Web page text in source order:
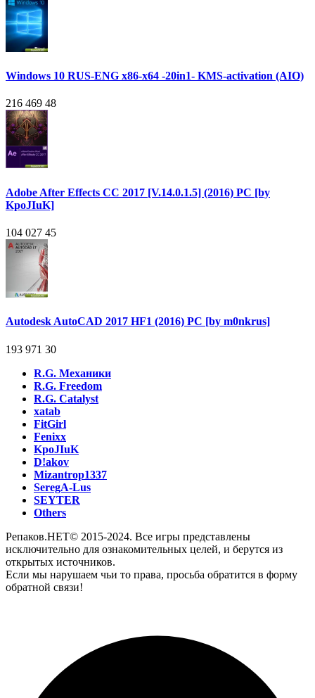
Windows 10 RUS-ENG x86-x64 -20in1- KMS-activation (AIO)
216 469 48
Adobe After Effects CC 2017 [V.14.0.1.5] (2016) PC [by
KpoJIuK]
104 027 45
Autodesk AutoCAD 2017 HF1 (2016) PC [by m0nkrus]
193 971 30
R.G. Механики
R.G. Freedom
R.G. Catalyst
xatab
FitGirl
Fenixx
KpoJIuK
D!akov
Mizantrop1337
SeregA-Lus
SEYTER
Others
Репаков.НЕТ© 2015-2024. Все игры представлены
исключительно для ознакомительных целей, и берутся из
открытых источников.
Если мы нарушаем чьи то права, просьба обратится в форму
обратной связи!